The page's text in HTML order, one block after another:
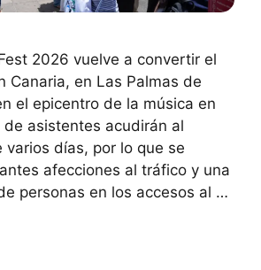
2026 vuelve a convertir el
Canaria, en Las Palmas de
el epicentro de la música en
de asistentes acudirán al
días, por lo que se
afecciones al tráfico y una
personas en los accesos al …